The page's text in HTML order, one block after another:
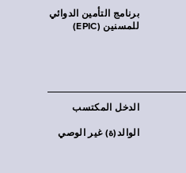
برنامج التأمين الدوائي
للمسنين (EPIC)
الدخل المكتسب
الوالد(ة) غير الوصي